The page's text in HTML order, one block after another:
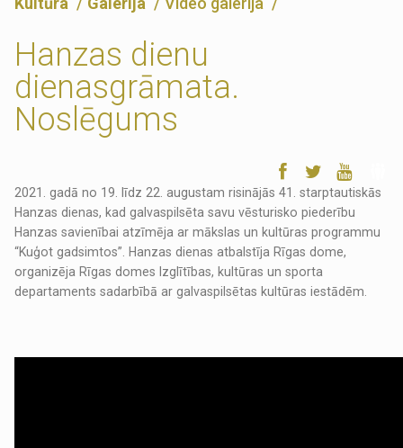
Hanzas dienu
dienasgrāmata.
Noslēgums
2021. gadā no 19. līdz 22. augustam risinājās 41. starptautiskās
Hanzas dienas, kad galvaspilsēta savu vēsturisko piederību
Hanzas savienībai atzīmēja ar mākslas un kultūras programmu
“Kuģot gadsimtos”. Hanzas dienas atbalstīja Rīgas dome,
organizēja Rīgas domes Izglītības, kultūras un sporta
departaments sadarbībā ar galvaspilsētas kultūras iestādēm.